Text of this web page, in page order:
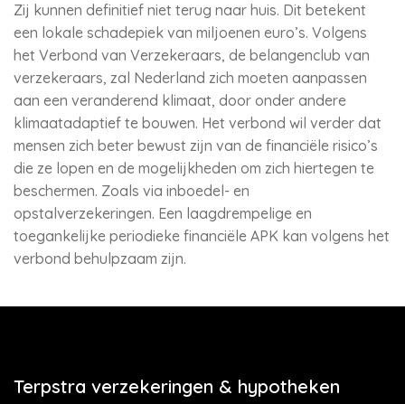
Zij kunnen definitief niet terug naar huis. Dit betekent
een lokale schadepiek van miljoenen euro’s. Volgens
het Verbond van Verzekeraars, de belangenclub van
verzekeraars, zal Nederland zich moeten aanpassen
aan een veranderend klimaat, door onder andere
klimaatadaptief te bouwen. Het verbond wil verder dat
mensen zich beter bewust zijn van de financiële risico’s
die ze lopen en de mogelijkheden om zich hiertegen te
beschermen. Zoals via inboedel- en
opstalverzekeringen. Een laagdrempelige en
toegankelijke periodieke financiële APK kan volgens het
verbond behulpzaam zijn.
Terpstra verzekeringen & hypotheken